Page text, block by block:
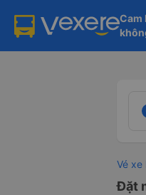
Cam
Vé xe
Đặt